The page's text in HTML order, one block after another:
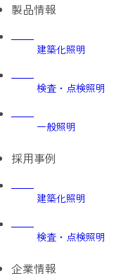
製品情報
建築化照明
検査・点検照明
一般照明
採用事例
建築化照明
検査・点検照明
企業情報